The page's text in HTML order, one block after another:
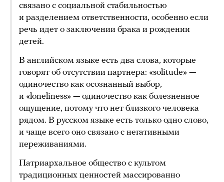
связано с социальной стабильностью
и разделением ответственности, особенно если
речь идет о заключении брака и рождении
детей.
В английском языке есть два слова, которые
говорят об отсутствии партнера: «solitude» —
одиночество как осознанный выбор,
и «loneliness» — одиночество как болезненное
ощущение, потому что нет близкого человека
рядом. В русском языке есть только одно слово,
и чаще всего оно связано с негативными
переживаниями.
Патриархальное общество с культом
традиционных ценностей массированно